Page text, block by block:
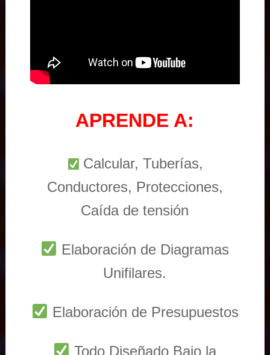
APRENDE A:
Calcular, Tuberías,
Conductores, Protecciones,
Caída de tensión
Elaboración de Diagramas
Unifilares.
Elaboración de Presupuestos
Todo Diseñado Bajo la